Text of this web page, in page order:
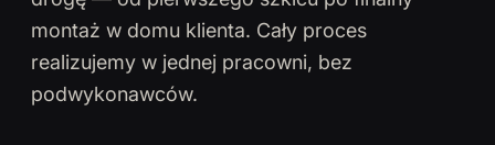
montaż w domu klienta. Cały proces
realizujemy w jednej pracowni, bez
podwykonawców.